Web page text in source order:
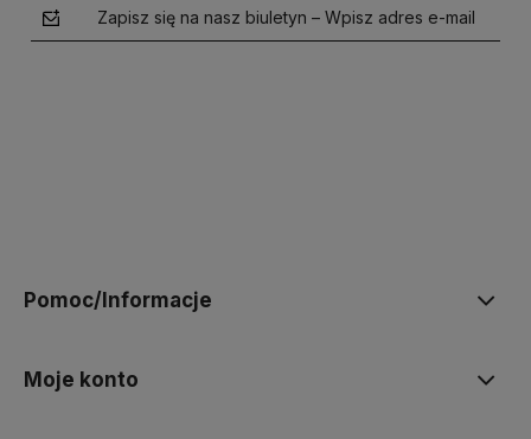
Zapisz się na nasz biuletyn – Wpisz adres e-mail
Pomoc/Informacje
Moje konto